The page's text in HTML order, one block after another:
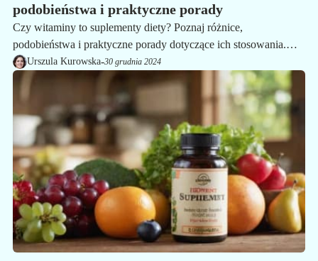
podobieństwa i praktyczne porady
Czy witaminy to suplementy diety? Poznaj różnice,
podobieństwa i praktyczne porady dotyczące ich stosowania.
Dowiedz się, jak bezpiecznie uzupełniać dietę i wybierać
najlepsze produkty dla zdrowia.
Urszula Kurowska-30 grudnia 2024